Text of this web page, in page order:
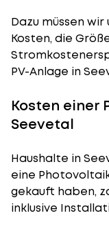
Dazu müssen
Kosten, die
PV-Anlage in
Kosten einer
Seevetal
Haushalte in
eine
gekauft haben,
inklusive